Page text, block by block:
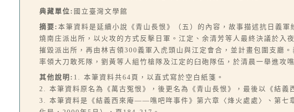
典藏單位: 國立臺灣文學館
摘要: 本筆資料是延續小說《青山長恨》（五）的內容，故事描述抗日義
燒南庄派出所，以火攻的方式反擊日軍。江定、余清芳等人最終決議於
摧毀派出所，再由林吉領300義軍入虎頭山與江定會合，並計畫包圍支廳
率領大刀敢死隊，劉黃等人組竹槍隊及江定的臼砲隊伍，於清晨一舉進攻
其他說明: 1. 本筆資料共64頁，以直式寫於空白紙箋。
2. 本筆資料原名為《萬古冤恨》，後更名為《青山長恨》，最後以《結
3. 本筆資料是《結義西來庵——噍吧哖事件》第六章〈烽火處處〉、第